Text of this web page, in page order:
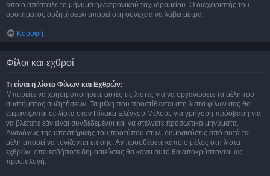
οποίο απέστειλε το μήνυμα ηλεκτρονικού ταχυδρομείου. Ο διαχειριστής του
συστήματος συζητήσεων μπορεί στη συνέχεια να λάβει μέτρα.
Κορυφή
Φίλοι και εχθροί
Τι είναι η λίστα Φίλων και Εχθρών;
Μπορείτε να χρησιμοποιήσετε αυτές τις λίστες για να οργανώσετε τα μέλη του
συστήματος συζητήσεων. Τα μέλη που προστίθενται στη λίστα φίλων σας θα
εμφανίζονται σε λίστα στον Πίνακα Ελέγχου Μέλους για γρήγορη πρόσβαση για
να βλέπετε εάν είναι συνδεδεμένοι και να στέλνετε προσωπικά μηνύματα.
Αναλόγως της υποστήριξης του προτύπου στυλ, δημοσιεύσεις από αυτά τα
μέλη μπορεί να τονίζονται επίσης. Αν προσθέσετε κάποιο μέλος στη λίστα
εχθρών, οποιεσδήποτε δημοσιεύσεις θα κάνει αυτό θα αποκρύπτονται ως
προεπιλογή.